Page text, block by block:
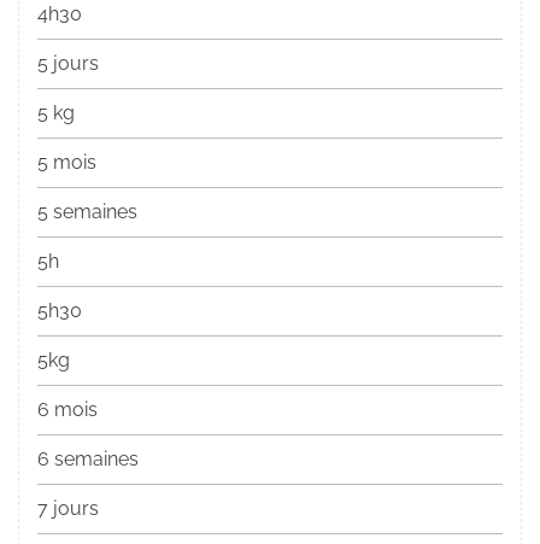
4h30
5 jours
5 kg
5 mois
5 semaines
5h
5h30
5kg
6 mois
6 semaines
7 jours